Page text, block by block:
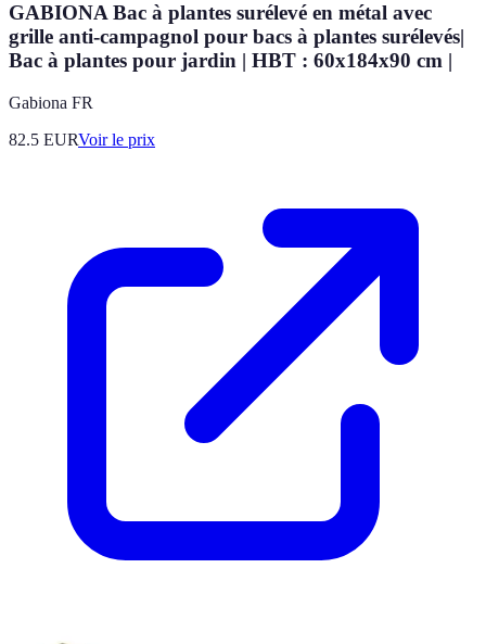
GABIONA Bac à plantes surélevé en métal avec
grille anti-campagnol pour bacs à plantes surélevés|
Bac à plantes pour jardin | HBT : 60x184x90 cm |
Gabiona FR
82.5 EURVoir le prix